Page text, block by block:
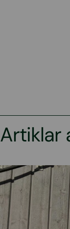
Artiklar